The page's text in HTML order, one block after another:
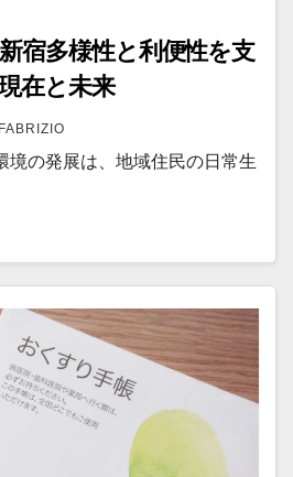
宿多様性と利便性を支
在と未来
FABRIZIO
境の発展は、地域住民の日常生